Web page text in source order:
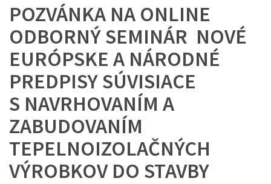
POZVÁNKA NA ONLINE
ODBORNÝ SEMINÁR NOVÉ
EURÓPSKE A NÁRODNÉ
PREDPISY SÚVISIACE
S NAVRHOVANÍM A
ZABUDOVANÍM
TEPELNOIZOLAČNÝCH
VÝROBKOV DO STAVBY